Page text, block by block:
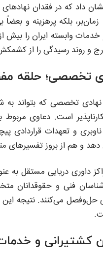
داد که در فقدان
زمان‌بر، بلکه پرهزینه و
خدمات وابسته ایران را
و روند رسیدگی را از
تخصصی؛ حلقه
تخصصی که بتواند به
است. دعاوی
و تعهدات قراردادی
و هم از بروز تفسیرهای
داوری دریایی مستقل
فنی و حقوقدانان
می‌کنند. نتیجه این
کشتیرانی و